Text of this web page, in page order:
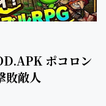
ポコロン
敗敵人